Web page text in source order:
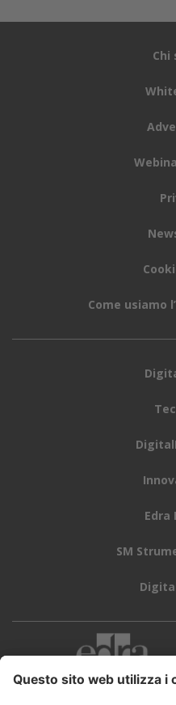
Chi
Come usiamo
Edra
SM